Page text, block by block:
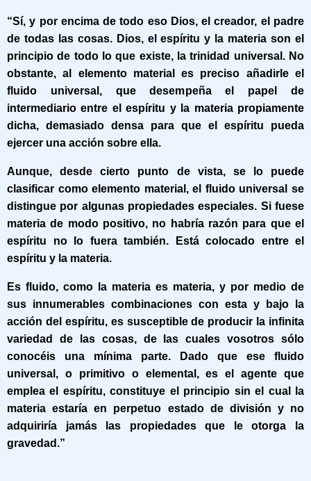
“Sí, y por encima de todo eso Dios, el creador, el padre
de todas las cosas. Dios, el espíritu y la materia son el
principio de todo lo que existe, la trinidad universal. No
obstante, al elemento material es preciso añadirle el
fluido universal, que desempeña el papel de
intermediario entre el espíritu y la materia propiamente
dicha, demasiado densa para que el espíritu pueda
ejercer una acción sobre ella.
Aunque, desde cierto punto de vista, se lo puede
clasificar como elemento material, el fluido universal se
distingue por algunas propiedades especiales. Si fuese
materia de modo positivo, no habría razón para que el
espíritu no lo fuera también. Está colocado entre el
espíritu y la materia.
Es fluido, como la materia es materia, y por medio de
sus innumerables combinaciones con esta y bajo la
acción del espíritu, es susceptible de producir la infinita
variedad de las cosas, de las cuales vosotros sólo
conocéis una mínima parte. Dado que ese fluido
universal, o primitivo o elemental, es el agente que
emplea el espíritu, constituye el principio sin el cual la
materia estaría en perpetuo estado de división y no
adquiriría jamás las propiedades que le otorga la
gravedad.”